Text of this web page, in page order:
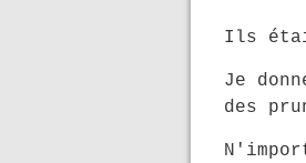
Ils
Je
des